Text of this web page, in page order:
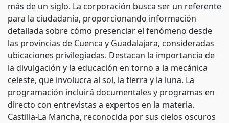
más de un siglo. La corporación busca ser un referente
para la ciudadanía, proporcionando información
detallada sobre cómo presenciar el fenómeno desde
las provincias de Cuenca y Guadalajara, consideradas
ubicaciones privilegiadas. Destacan la importancia de
la divulgación y la educación en torno a la mecánica
celeste, que involucra al sol, la tierra y la luna. La
programación incluirá documentales y programas en
directo con entrevistas a expertos en la materia.
Castilla-La Mancha, reconocida por sus cielos oscuros